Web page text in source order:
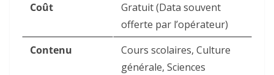
Coût
Gratuit (Data souvent
offerte par l’opérateur)
Contenu
Cours scolaires, Culture
générale, Sciences